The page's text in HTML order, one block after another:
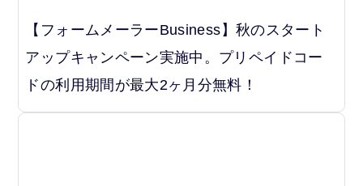
【フォームメーラーBusiness】秋のスタート
アップキャンペーン実施中。プリペイドコー
ドの利用期間が最大2ヶ月分無料！